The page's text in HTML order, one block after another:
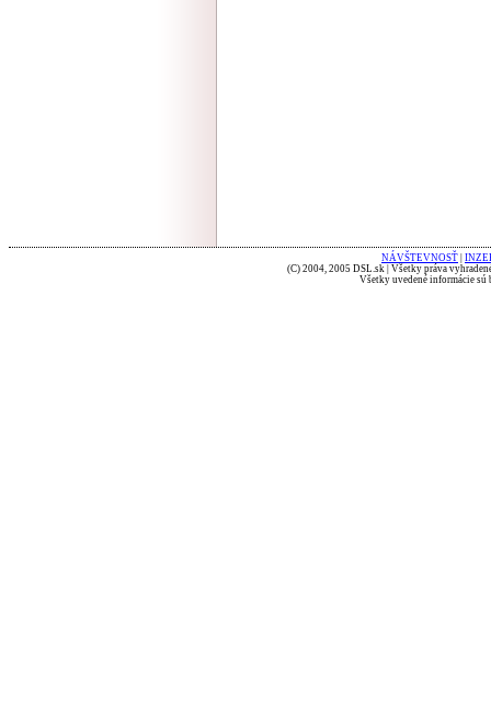
NÁVŠTEVNOSŤ
(C) 2004, 2005 DSL.sk | Všetky práva
Všetky uvedené informácie sú